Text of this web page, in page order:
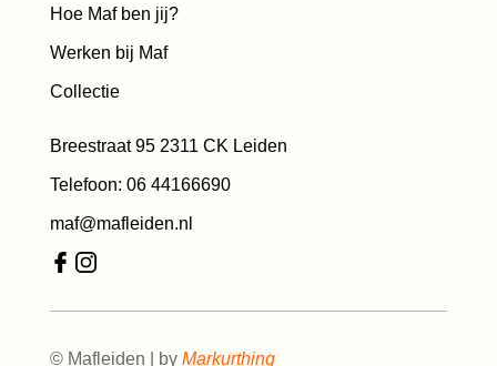
Hoe Maf ben jij?
Werken bij Maf
Collectie
Breestraat 95 2311 CK Leiden
Telefoon: 06 44166690
maf@mafleiden.nl
© Mafleiden | by Markurthing